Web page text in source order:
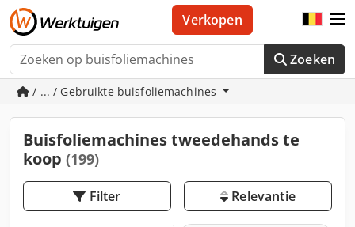
Zoeken
Verkopen
/ ... / Gebruikte buisfoliemachines
Buisfoliemachines tweedehands te
koop (199)
Filter Relevantie